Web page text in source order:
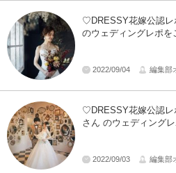
♡DRESSY花嫁公認
のウェディングレポ
2022/09/04 編集部
♡DRESSY花嫁公認レ
さん のウェディング
2022/09/03 編集部